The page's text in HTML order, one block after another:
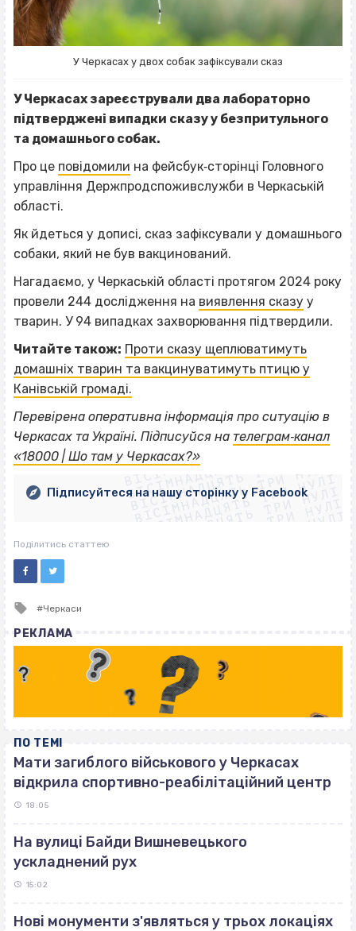
У Черкасах у двох собак зафіксували сказ
У Черкасах зареєстрували два лабораторно
підтверджені випадки сказу у безпритульного
та домашнього собак.
Про це повідомили на фейсбук‐сторінці Головного
управління Держпродспоживслужби в Черкаській
області.
Як йдеться у дописі, сказ зафіксували у домашнього
собаки, який не був вакцинований.
Нагадаємо, у Черкаській області протягом 2024 року
провели 244 дослідження на виявлення сказу у
тварин. У 94 випадках захворювання підтвердили.
Читайте також: Проти сказу щеплюватимуть
домашніх тварин та вакцинуватимуть птицю у
Канівській громаді.
Перевірена оперативна інформація про ситуацію в
Черкасах та Україні. Підписуйся на телеграм‐канал
«18000 | Шо там у Черкасах?»ВІСІМНАДЦЯТЬ ТРИ НУЛІ
ВІСІМНАДЦЯТЬ ТРИ НУЛІ
ВІСІМНАДЦЯТЬ ТРИ НУЛІ
ВІСІМНАДЦЯТЬ ТРИ НУЛІ
ВІСІМНАДЦЯТЬ ТРИ НУЛІ
ВІСІМНАДЦЯТЬ ТРИ НУЛІ
ВІСІМНАДЦЯТЬ ТРИ НУЛІ
ВІСІМНАДЦЯТЬ ТРИ НУЛІ
Підписуйтеся на нашу сторінку у Facebook
Поділитись статтею
Tagged
Черкаси
РЕКЛАМА
ПО ТЕМІ
Мати загиблого військового у Черкасах
відкрила спортивно-реабілітаційний центр
18:05
На вулиці Байди Вишневецького
ускладнений рух
15:02
Нові монументи з'являться у трьох локаціях